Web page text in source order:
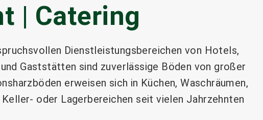
| Catering
Dienstleistungsbereichen von Hotels,
Gaststätten sind zuverlässige Böden von großer
erweisen sich in Küchen, Waschräumen,
oder Lagerbereichen seit vielen Jahrzehnten